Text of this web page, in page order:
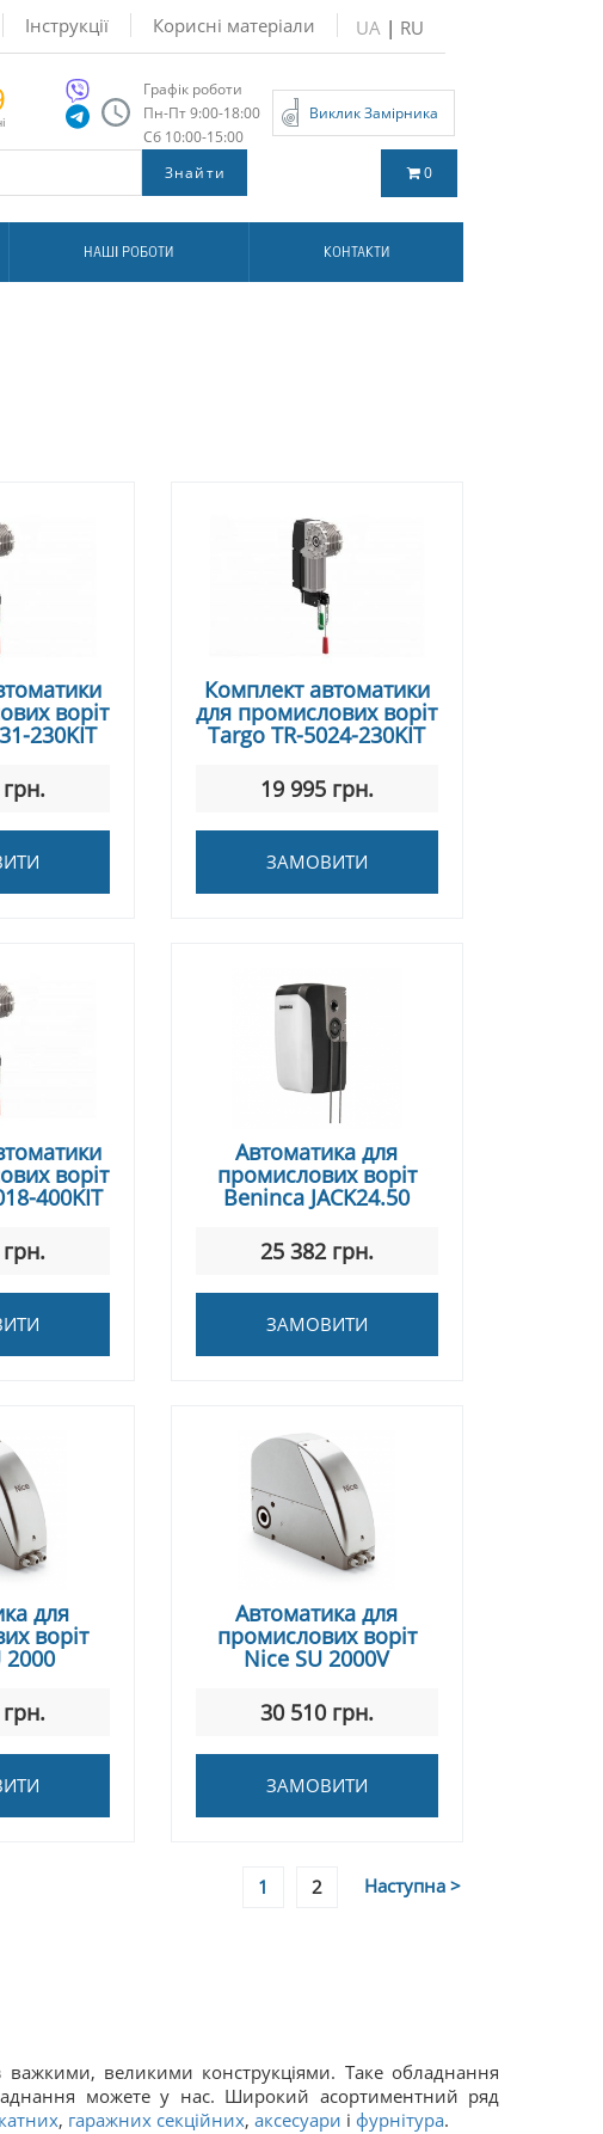
Інструкції Корисні матеріали UA | RU
Графік роботи
Пн-Пт 9:00-18:00
Сб 10:00-15:00
Виклик Замірника
0
НАШІ РОБОТИ КОНТАКТИ
воріт
230KIT
Комплект автоматики
для промислових воріт
Targo TR-5024-230KIT
19 995 грн.
ЗАМОВИТИ
воріт
400KIT
Автоматика для
промислових воріт
Beninca JACK24.50
25 382 грн.
ЗАМОВИТИ
для
воріт
2000
Автоматика для
промислових воріт
Nice SU 2000V
30 510 грн.
ЗАМОВИТИ
1 2 Наступна >
важкими, великими конструкціями. Таке обладнання
можете у нас. Широкий асортиментний ряд
, гаражних секційних, аксесуари і фурнітура.